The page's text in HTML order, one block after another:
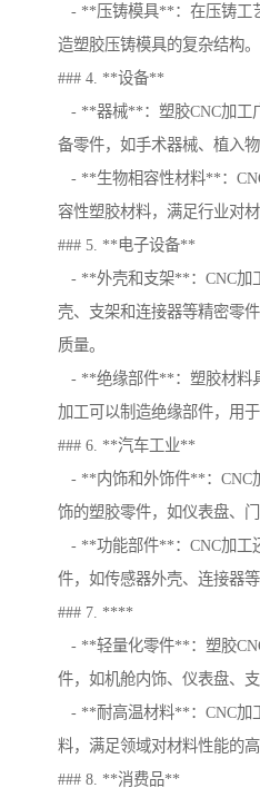
- **压铸模具**：在压铸工
造塑胶压铸模具的复杂结构。
### 4. **设备**
- **器械**：塑胶CNC加工
备零件，如手术器械、植入物
- **生物相容性材料**：
容性塑胶材料，满足行业对材
### 5. **电子设备**
- **外壳和支架**：CNC加
壳、支架和连接器等精密零
质量。
- **绝缘部件**：塑胶材料
加工可以制造绝缘部件，用
### 6. **汽车工业**
- **内饰和外饰件**：CNC
饰的塑胶零件，如仪表盘、门
- **功能部件**：CNC加工
件，如传感器外壳、连接器等
### 7. ****
- **轻量化零件**：塑胶
件，如机舱内饰、仪表盘、支
- **耐高温材料**：CNC加
料，满足领域对材料性能的高
### 8. **消费品**